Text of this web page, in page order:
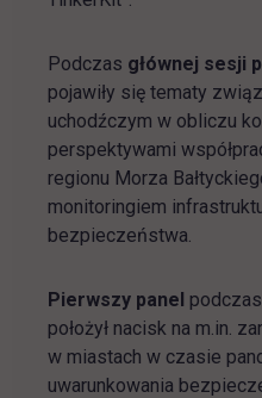
Podczas głównej sesji
pojawiły się tematy
uchodźczym w obliczu
perspektywami
regionu Morza
monitoringiem
bezpieczeństwa.
Pierwszy panel
położył nacisk na m.in.
w miastach w czasie
uwarunkowania